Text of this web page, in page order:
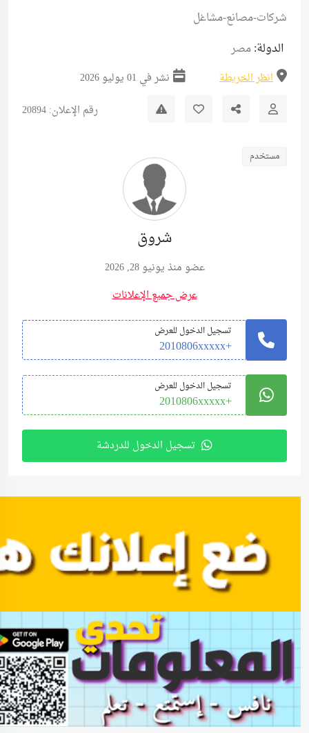
شركات-مصانع-مشاغل
الدولة: مصر
انظر الخريطة
نشر في 01 يوليو 2026
رقم الإعلان: 20894
مستخدم
شروق
عضو منذ يونيو 28, 2026
عرض جميع الإعلانات
تسجيل الدخول للعرض
+2010806xxxxx
تسجيل الدخول للعرض
+2010806xxxxx
تسجيل الدخول للدردشة